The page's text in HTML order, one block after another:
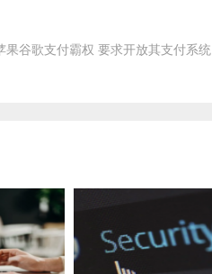
果谷歌支付霸权 要求开放其支付系统